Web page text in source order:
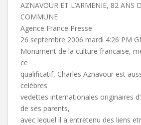
AZNAVOUR ET L’ARMENIE, 82 ANS
COMMUNE
Agence France Presse
26 septembre 2006 mardi 4:26 PM
Monument de la culture francaise,
ce
qualificatif, Charles Aznavour est
celèbres
vedettes internationales originaires
de ses parents,
avec lequel il a entretenu des liens